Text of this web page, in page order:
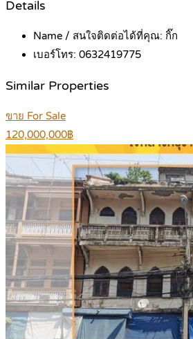
Details
Name / สนใจติดต่อได้ที่คุณ: กิ๊ก
เบอร์โทร: 0632419775
Similar Properties
ขาย For Sale
120,000,000฿